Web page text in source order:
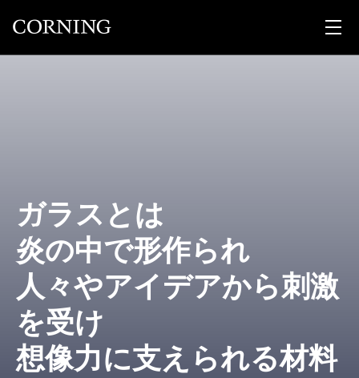
ガラスとは
炎の中で形作られ
人々やアイデアから刺激
を受け
想像力に支えられる材料